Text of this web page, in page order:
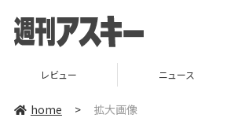
レビュー ニュース
home > 拡大画像